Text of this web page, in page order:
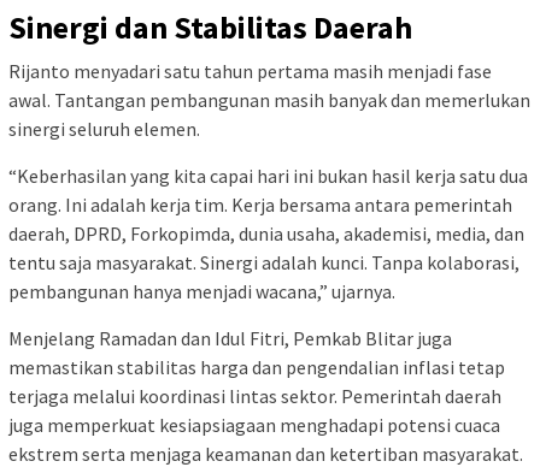
Sinergi dan Stabilitas Daerah
Rijanto menyadari satu tahun pertama masih menjadi fase
awal. Tantangan pembangunan masih banyak dan memerlukan
sinergi seluruh elemen.
“Keberhasilan yang kita capai hari ini bukan hasil kerja satu dua
orang. Ini adalah kerja tim. Kerja bersama antara pemerintah
daerah, DPRD, Forkopimda, dunia usaha, akademisi, media, dan
tentu saja masyarakat. Sinergi adalah kunci. Tanpa kolaborasi,
pembangunan hanya menjadi wacana,” ujarnya.
Menjelang Ramadan dan Idul Fitri, Pemkab Blitar juga
memastikan stabilitas harga dan pengendalian inflasi tetap
terjaga melalui koordinasi lintas sektor. Pemerintah daerah
juga memperkuat kesiapsiagaan menghadapi potensi cuaca
ekstrem serta menjaga keamanan dan ketertiban masyarakat.